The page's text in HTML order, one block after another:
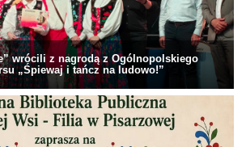
wrócili z nagrodą z Ogólnopolskiego
„Śpiewaj i tańcz na ludowo!”